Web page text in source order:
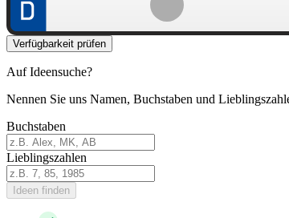
Verfügbarkeit prüfen
Auf Ideensuche?
Nennen Sie uns Namen, Buchstaben und
Buchstaben
Lieblingszahlen
Ideen finden